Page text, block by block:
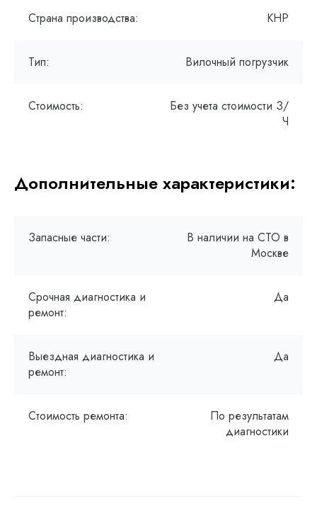
Страна производства: КНР
Тип: Вилочный погрузчик
Стоимость:
Без учета стоимости З/
Ч
Дополнительные характеристики:
Запасные части:
В наличии на СТО в
Москве
Срочная диагностика и
ремонт:
Да
Выездная диагностика и
ремонт:
Да
Стоимость ремонта:
По результатам
диагностики